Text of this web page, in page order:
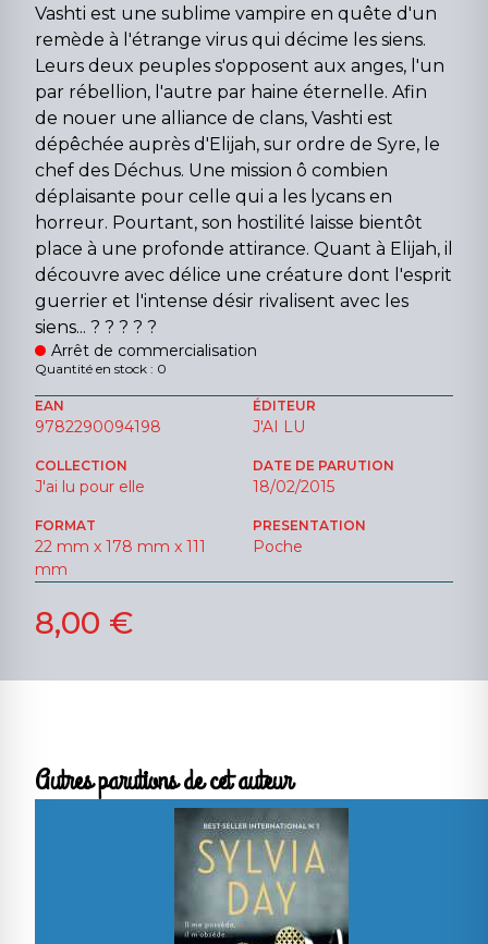
Vashti est une sublime vampire en quête d'un
remède à l'étrange virus qui décime les siens.
Leurs deux peuples s'opposent aux anges, l'un
par rébellion, l'autre par haine éternelle. Afin
de nouer une alliance de clans, Vashti est
dépêchée auprès d'Elijah, sur ordre de Syre, le
chef des Déchus. Une mission ô combien
déplaisante pour celle qui a les lycans en
horreur. Pourtant, son hostilité laisse bientôt
place à une profonde attirance. Quant à Elijah, il
découvre avec délice une créature dont l'esprit
guerrier et l'intense désir rivalisent avec les
siens... ? ? ? ? ?
Arrêt de commercialisation
Quantité en stock : 0
EAN
9782290094198
ÉDITEUR
J'AI LU
COLLECTION
J'ai lu pour elle
DATE DE PARUTION
18/02/2015
FORMAT
22 mm x 178 mm x 111
mm
PRESENTATION
Poche
8,00 €
Autres parutions de cet auteur